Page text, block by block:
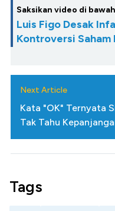
Saksikan video di
Luis Figo Desak
Kontroversi Saham
Next Article
Kata "OK" Ternyata
Tak Tahu
Tags